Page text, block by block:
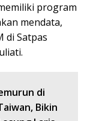
program
mendata,
di Satpas
di
Bikin